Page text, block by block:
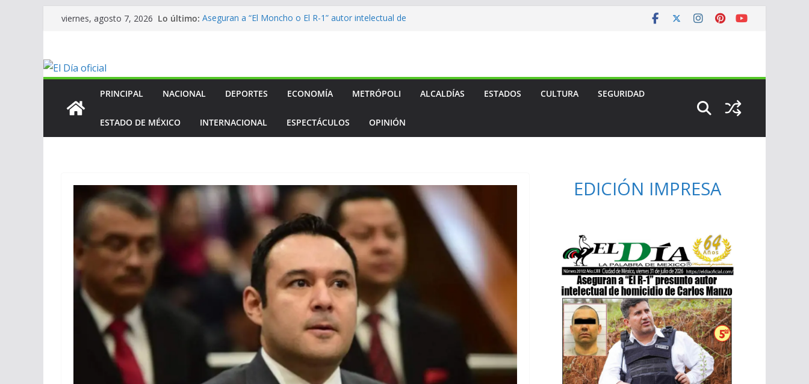
Saltarviernes, agosto 7, 2026 Lo último: Aseguran a “El Moncho o El R-1” autor intelectual de
ANV contribuye al medallero mexicano en los
Centroamericanos
PRINCIPAL NACIONAL DEPORTES ECONOMÍA METRÓPOLI ALCALDÍAS ESTADOS CULTURA SEGURIDAD
ESTADO DE MÉXICO INTERNACIONAL ESPECTÁCULOS OPINIÓN
EDICIÓN IMPRESA